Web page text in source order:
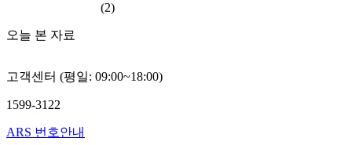
(2)
오늘 본 자료
고객센터 (평일: 09:00~18:00)
1599-3122
ARS 번호안내